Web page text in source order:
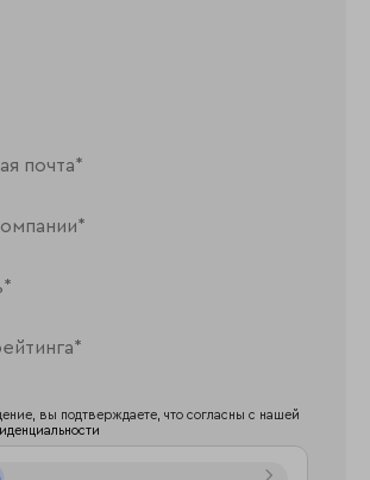
вы подтверждаете, что согласны с нашей